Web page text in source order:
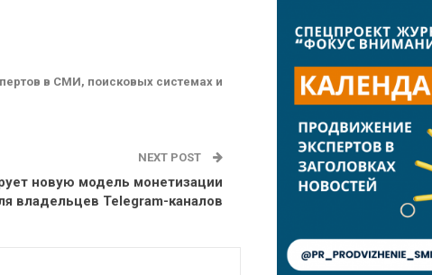
в СМИ, поисковых системах и
NEXT POST
новую модель монетизации
владельцев Telegram-каналов